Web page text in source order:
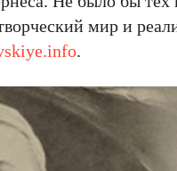
мир и
.